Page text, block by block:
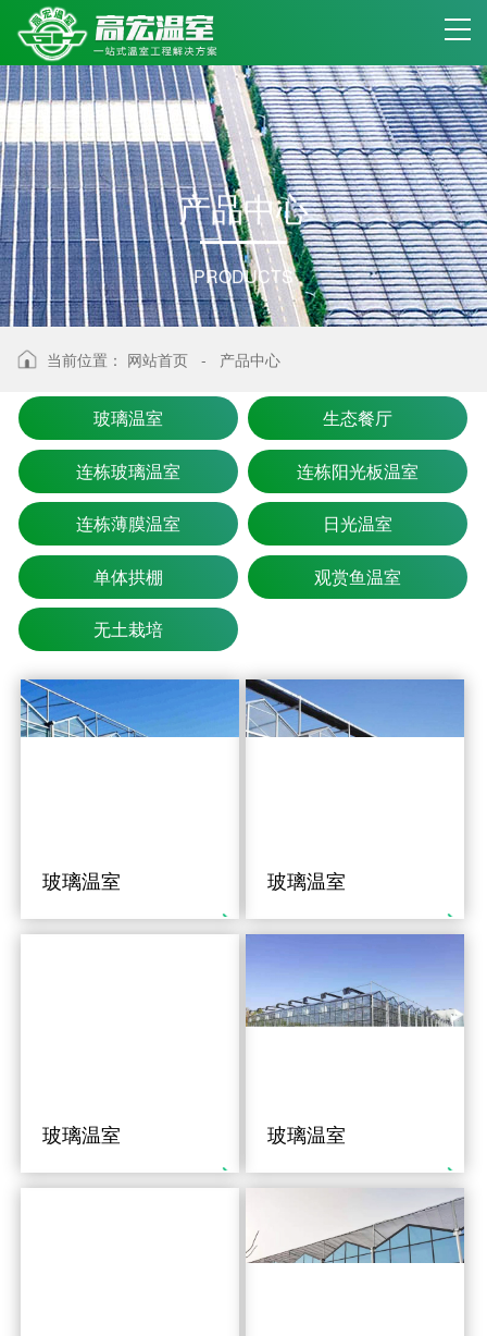
产品中心
PRODUCTS
当前位置： 网站首页 - 产品中心
玻璃温室 生态餐厅
连栋玻璃温室 连栋阳光板温室
连栋薄膜温室 日光温室
单体拱棚 观赏鱼温室
无土栽培
玻璃温室 玻璃温室
玻璃温室 玻璃温室